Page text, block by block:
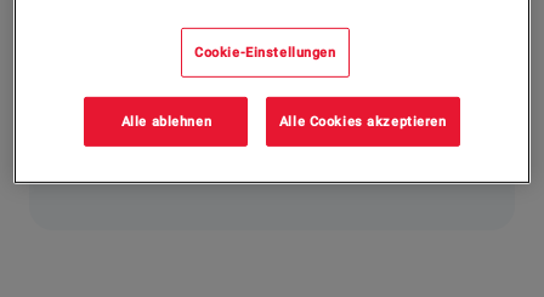
Hat Ihnen die Antwort weitergeholfen?
Cookie-Einstellungen
Alle ablehnen Alle Cookies akzeptieren